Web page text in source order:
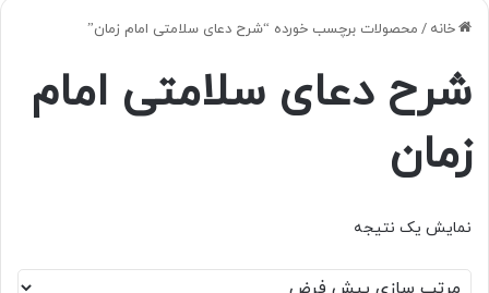
خانه / محصولات برچسب خورده “شرح دعای سلامتی امام زمان”
شرح دعای سلامتی امام
زمان
نمایش یک نتیجه